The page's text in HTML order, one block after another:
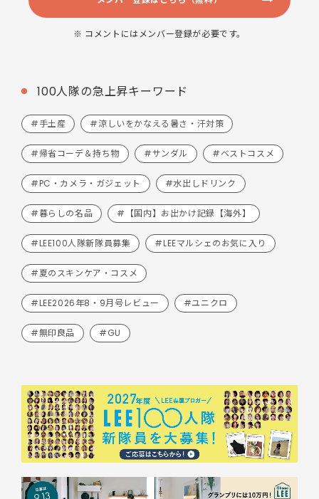
※ コメントにはメンバー登録が必要です。
100人隊の急上昇キーワード
#手土産 #涼しいをかなえる暑さ・汗対策
#帰省コーデ＆持ち物 #サンダル #ベストコスメ
#PC・カメラ・ガジェット #水出しドリンク
#暮らしの名品 #【国内】お出かけ記録【海外】
#LEE100人隊新隊員募集 #LEEマルシェのお気に入り
#夏のスキンケア・コスメ
#LEE2026年8・9月号レビュー #ユニクロ
#無印良品 #GU